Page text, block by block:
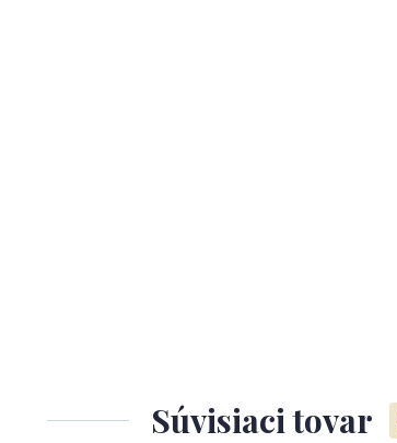
Súvisiaci tovar